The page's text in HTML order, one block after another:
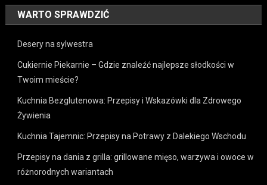
WARTO SPRAWDZIĆ
Desery na sylwestra
Cukiernie Piekarnie – Gdzie znaleźć najlepsze słodkości w
Twoim mieście?
Kuchnia Bezglutenowa: Przepisy i Wskazówki dla Zdrowego
Żywienia
Kuchnia Tajemnic: Przepisy na Potrawy z Dalekiego Wschodu
Przepisy na dania z grilla: grillowane mięso, warzywa i owoce w
różnorodnych wariantach